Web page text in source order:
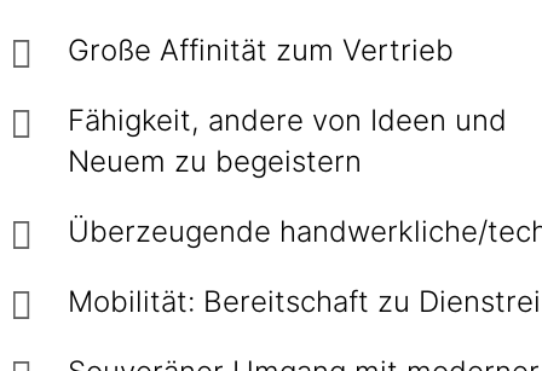
Große Affinität zum Vertrieb
Fähigkeit, andere von Ideen und
Neuem zu begeistern
Überzeugende handwerkliche/
Mobilität: Bereitschaft zu